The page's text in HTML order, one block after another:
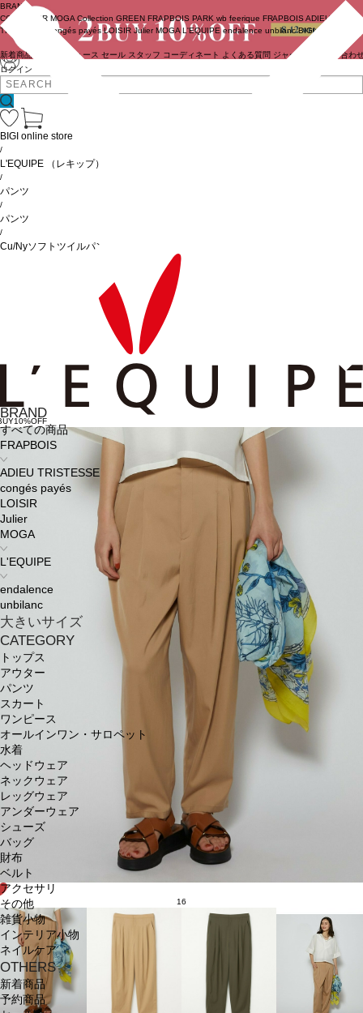
ログイン
BRAND
COUTURIER MOGA Collection GREEN FRAPBOIS PARK wb feerique FRAPBOIS ADIEU
TRISTESSE
congés payés LOISIR Julier MOGA L'EQUIPE endalence unbilanc BIGI online store
新着商品 ニュース セール スタッフ コーディネート よくある質問 ジャーナル お問い合わ
BRAND
すべての商品
FRAPBOIS
ADIEU TRISTESSE
congés payés
LOISIR
Julier
MOGA
L'EQUIPE
endalence
unbilanc
大きいサイズ
CATEGORY
トップス
アウター
パンツ
スカート
ワンピース
オールインワン・サロペット
水着
ヘッドウェア
ネックウェア
レッグウェア
アンダーウェア
シューズ
バッグ
財布
ベルト
アクセサリ
その他
雑貨小物
インテリア小物
ネイルケア
OTHERS
新着商品
予約商品
BIGI online store
/
L'EQUIPE （レキップ）
/
パンツ
/
パンツ
/
Cu/Nyソフトツイルパンツ
16